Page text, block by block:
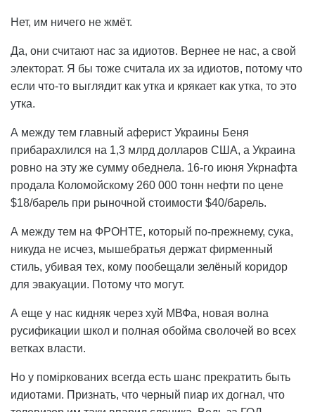
Нет, им ничего не жмёт.
Да, они считают нас за идиотов. Вернее не нас, а свой
электорат. Я бы тоже считала их за идиотов, потому что
если что-то выглядит как утка и крякает как утка, то это
утка.
А между тем главный аферист Украины Беня
прибарахлился на 1,3 млрд долларов США, а Украина
ровно на эту же сумму обеднела. 16-го июня Укрнафта
продала Коломойскому 260 000 тонн нефти по цене
$18/барель при рыночной стоимости $40/барель.
А между тем на ФРОНТЕ, который по-прежнему, сука,
никуда не исчез, мышебратья держат фирменный
стиль, убивая тех, кому пообещали зелёный коридор
для эвакуации. Потому что могут.
А еще у нас кидняк через хуй МВФа, новая волна
русификации школ и полная обойма сволочей во всех
ветках власти.
Но у поміркованих всегда есть шанс прекратить быть
идиотами. Признать, что черный пиар их догнал, что